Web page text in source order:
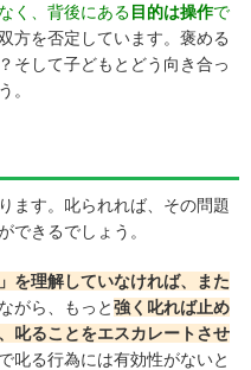
く、背後にある 目的は操作で
方を否定しています。褒める
そして子どもとどう向き合っ
。
ます。叱られれば、その問題
できるでしょう。
を理解していなければ、また
がら、もっと強く叱れば止め
叱ることをエスカレートさせ
叱る行為には有効性がないと